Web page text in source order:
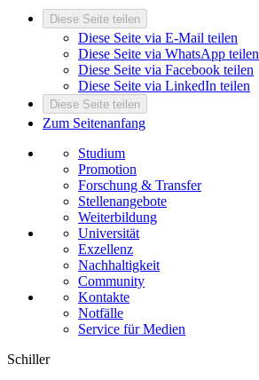
Diese Seite teilen
Diese Seite via E-Mail teilen
Diese Seite via WhatsApp teilen
Diese Seite via Facebook teilen
Diese Seite via LinkedIn teilen
Diese Seite teilen
Zum Seitenanfang
Studium
Promotion
Forschung & Transfer
Stellenangebote
Weiterbildung
Universität
Exzellenz
Nachhaltigkeit
Community
Kontakte
Notfälle
Service für Medien
Schiller